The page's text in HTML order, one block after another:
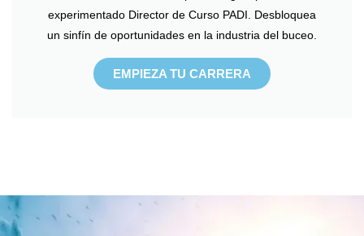
experimentado Director de Curso PADI. Desbloquea
un sinfín de oportunidades en la industria del buceo.
EMPIEZA TU CARRERA